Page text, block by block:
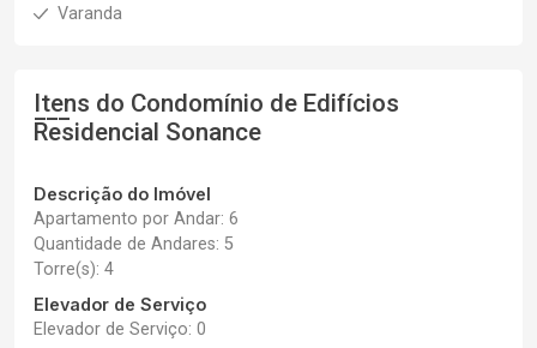
Varanda
Itens do Condomínio de Edifícios
Residencial Sonance
Descrição do Imóvel
Apartamento por Andar: 6
Quantidade de Andares: 5
Torre(s): 4
Elevador de Serviço
Elevador de Serviço: 0